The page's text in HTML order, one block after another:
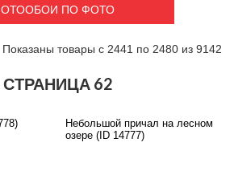
Города
Живопись
Животный мир
Архитектура
ПО ФОТО
Показаны товары с 2441 по 2480 из 9142
СТРАНИЦА 62
Небольшой причал на лесном
озере (ID 14777)